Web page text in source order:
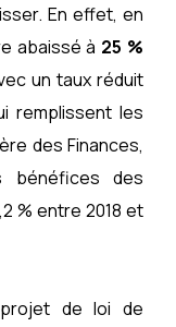
En effet, en
abaissé à 25 %
un taux réduit
remplissent les
des Finances,
bénéfices des
% entre 2018 et
de loi de